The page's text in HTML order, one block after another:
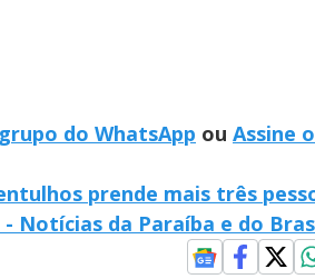
do WhatsApp ou Assine
prende mais três
Notícias da Paraíba e do